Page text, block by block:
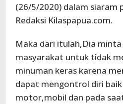
(26/5/2020) dalam siaram
Redaksi Kilaspapua.com.
Maka dari itulah,Dia
masyarakat untuk tidak
minuman keras karena
dapat mengontrol diri
motor,mobil dan pada